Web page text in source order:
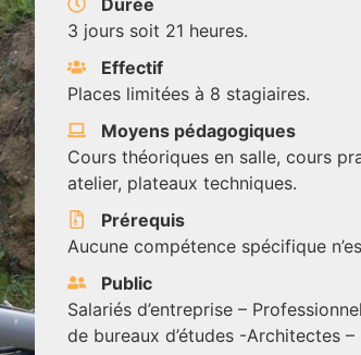
3 jours soit 21 heures.
Effectif
Places limitées à 8 stagiaires.
Moyens pédagogiques
Cours théoriques en salle, cours
atelier, plateaux techniques.
Prérequis
Aucune compétence spécifique
Public
Salariés d’entreprise –
de bureaux d’études -Architectes